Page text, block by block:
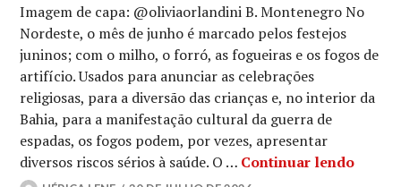
Imagem de capa: @oliviaorlandini B. Montenegro No
Nordeste, o mês de junho é marcado pelos festejos
juninos; com o milho, o forró, as fogueiras e os fogos de
artifício. Usados para anunciar as celebrações
religiosas, para a diversão das crianças e, no interior da
Bahia, para a manifestação cultural da guerra de
espadas, os fogos podem, por vezes, apresentar
diversos riscos sérios à saúde. O … Continuar lendoA